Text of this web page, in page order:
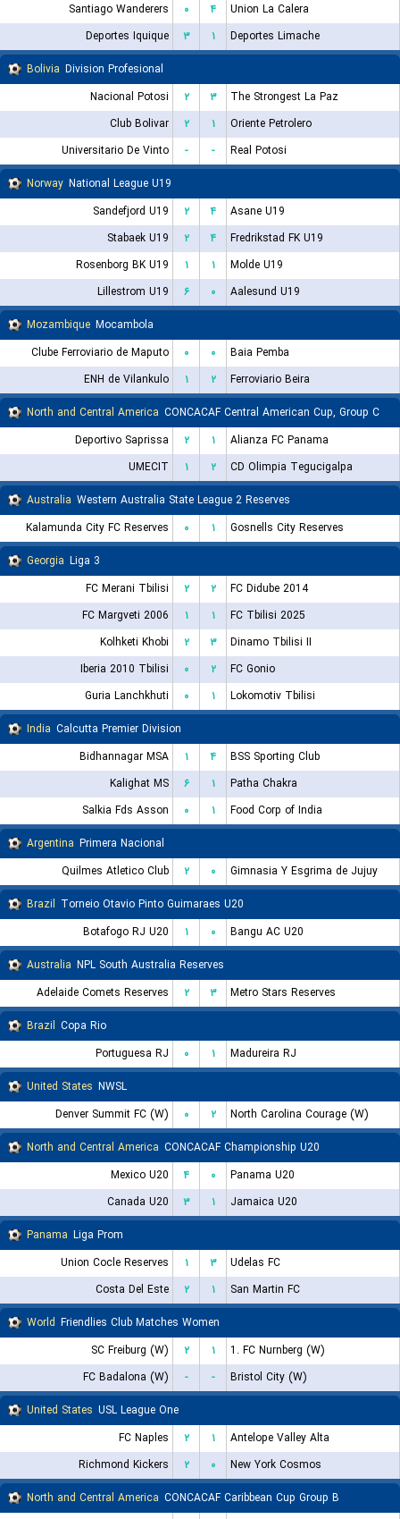
Santiago Wanderers
۰ ۴
Union La Calera
Deportes Iquique
۳ ۱
Deportes Limache
Bolivia Division Profesional
Nacional Potosi
۲ ۳
The Strongest La Paz
Club Bolivar
۲ ۱
Oriente Petrolero
Universitario De Vinto
- -
Real Potosi
Norway National League U19
Sandefjord U19
۲ ۴
Asane U19
Stabaek U19
۲ ۴
Fredrikstad FK U19
Rosenborg BK U19
۱ ۱
Molde U19
Lillestrom U19
۶ ۰
Aalesund U19
Mozambique Mocambola
Clube Ferroviario de Maputo
۰ ۰
Baia Pemba
ENH de Vilankulo
۱ ۲
Ferroviario Beira
North and Central America CONCACAF Central American Cup, Group C
Deportivo Saprissa
۲ ۱
Alianza FC Panama
UMECIT
۱ ۲
CD Olimpia Tegucigalpa
Australia Western Australia State League 2 Reserves
Kalamunda City FC Reserves
۰ ۱
Gosnells City Reserves
Georgia Liga 3
FC Merani Tbilisi
۲ ۲
FC Didube 2014
FC Margveti 2006
۱ ۱
FC Tbilisi 2025
Kolhketi Khobi
۲ ۳
Dinamo Tbilisi II
Iberia 2010 Tbilisi
۰ ۲
FC Gonio
Guria Lanchkhuti
۰ ۱
Lokomotiv Tbilisi
India Calcutta Premier Division
Bidhannagar MSA
۱ ۴
BSS Sporting Club
Kalighat MS
۶ ۱
Patha Chakra
Salkia Fds Asson
۰ ۱
Food Corp of India
Argentina Primera Nacional
Quilmes Atletico Club
۲ ۰
Gimnasia Y Esgrima de Jujuy
Brazil Torneio Otavio Pinto Guimaraes U20
Botafogo RJ U20
۱ ۰
Bangu AC U20
Australia NPL South Australia Reserves
Adelaide Comets Reserves
۲ ۳
Metro Stars Reserves
Brazil Copa Rio
Portuguesa RJ
۰ ۱
Madureira RJ
United States NWSL
Denver Summit FC (W)
۰ ۲
North Carolina Courage (W)
North and Central America CONCACAF Championship U20
Mexico U20
۴ ۰
Panama U20
Canada U20
۳ ۱
Jamaica U20
Panama Liga Prom
Union Cocle Reserves
۱ ۳
Udelas FC
Costa Del Este
۲ ۱
San Martin FC
World Friendlies Club Matches Women
SC Freiburg (W)
۲ ۱
1. FC Nurnberg (W)
FC Badalona (W)
- -
Bristol City (W)
United States USL League One
FC Naples
۲ ۱
Antelope Valley Alta
Richmond Kickers
۲ ۰
New York Cosmos
North and Central America CONCACAF Caribbean Cup Group B